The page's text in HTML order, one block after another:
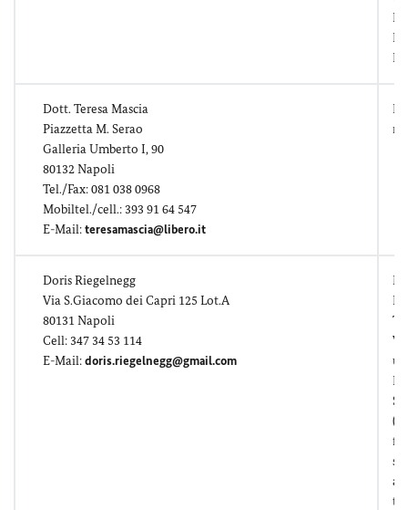
Dott. Teresa Mascia
Piazzetta M. Serao
Galleria Umberto I, 90
80132 Napoli
Tel./Fax: 081 038 0968
Mobiltel./cell.: 393 91 64 547
E-Mail:teresamascia@libero.it
Doris Riegelnegg
Via S.Giacomo dei Capri 125 Lot.A
80131 Napoli
Cell: 347 34 53 114
E-Mail:doris.riegelnegg@gmail.com